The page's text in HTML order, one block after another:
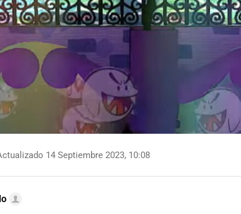
14 Septiembre 2023, 10:08